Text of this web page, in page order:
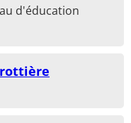
d'éducation